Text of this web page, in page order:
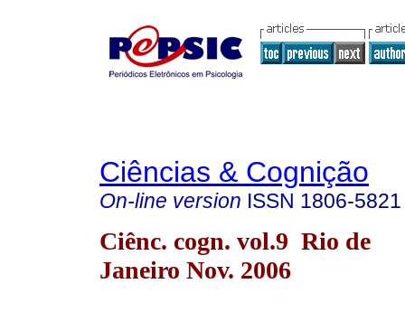
Ciências & Cognição
On-line version ISSN 1806-5821
Ciênc. cogn. vol.9 Rio de
Janeiro Nov. 2006